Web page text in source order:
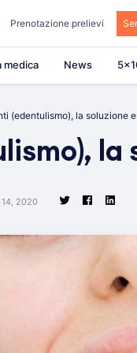
Prenotazione prelievi
medica News
(edentulismo), la soluzione
la
2020